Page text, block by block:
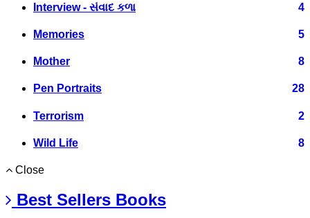
Interview - સંવાદ કળા 4
Memories 5
Mother 8
Pen Portraits 28
Terrorism 2
Wild Life 8
Close
Best Sellers Books